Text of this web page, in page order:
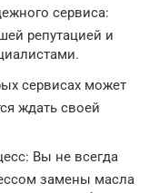
сервиса:
репутацией и
сервисах может
ждать своей
Вы не всегда
замены масла